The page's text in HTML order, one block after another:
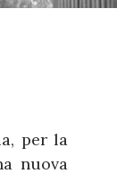
per la
nuova